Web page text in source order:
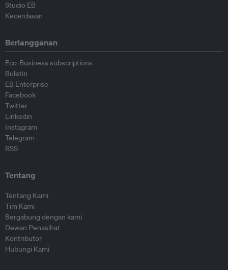
Studio EB
Kecerdasan
Berlangganan
Eco-Business subscriptions
Buletin
EB Enterprise
Facebook
Twitter
Linkedin
Instagram
Telegram
RSS
Tentang
Tentang Kami
Tim Kami
Bergabung dengan kami
Dewan Penasihat
Kontributor
Hubungi Kami